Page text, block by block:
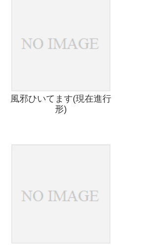
風邪ひいてます(現在進行
形)